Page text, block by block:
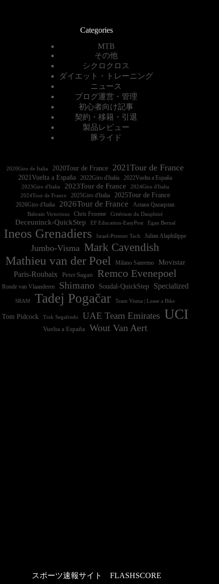
Categories
MTB
その他
シクロクロス
ダイエット・トレーニング
ニュース
ブログ運営・管理
初心者向け記事
契約・移籍・引退
製品レビュー
豚ライド
2020Giro de Italia 2020Tour de France 2021Tour de France
2021Vuelta a España 2022Vuelta a España
2023Giro d'Italia 2023Tour de France
2024Tour de France
2025Giro d'Italia 2025Tour de France
2026Giro d'Italia 2026Tour de France Astana Qazaqstan
Bahrain Victorious Chris Froome Critérium du Dauphiné
Deceuninck-QuickStep EF Education-EasyPost Egan Bernal
Ineos Grenadiers Israel-Premier Tech Julian Alaphilippe
Jumbo-Visma Mark Cavendish
Mathieu van der Poel Milano Sanremo
Movistar
Paris-Roubaix
Peter Sagan Remco Evenepoel
Ronde van Vlaanderen Shimano Soudal-QuickStep Specialized
SRAM Tadej Pogačar Team Visma | Lease a Bike
Tom Pidcock Trek Segafredo UAE Team Emirates UCI
Vuelta a España Wout Van Aert
スポーツ速報サイト FLASHSCORE